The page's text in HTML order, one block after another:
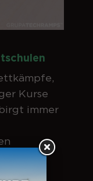
Kurse
immer
die